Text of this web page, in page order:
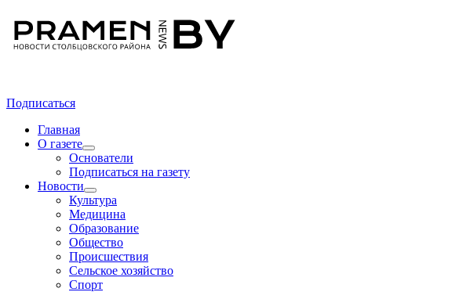
Подписаться
Главная
О газете
Основатели
Подписаться на газету
Новости
Культура
Медицина
Образование
Общество
Происшествия
Сельское хозяйство
Спорт